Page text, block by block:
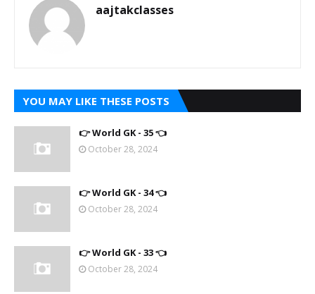
aajtakclasses
YOU MAY LIKE THESE POSTS
👉 World GK - 35 👈
October 28, 2024
👉 World GK - 34 👈
October 28, 2024
👉 World GK - 33 👈
October 28, 2024